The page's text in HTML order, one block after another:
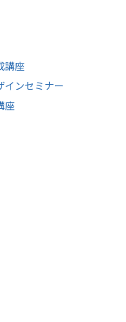
講座
インセミナー
座